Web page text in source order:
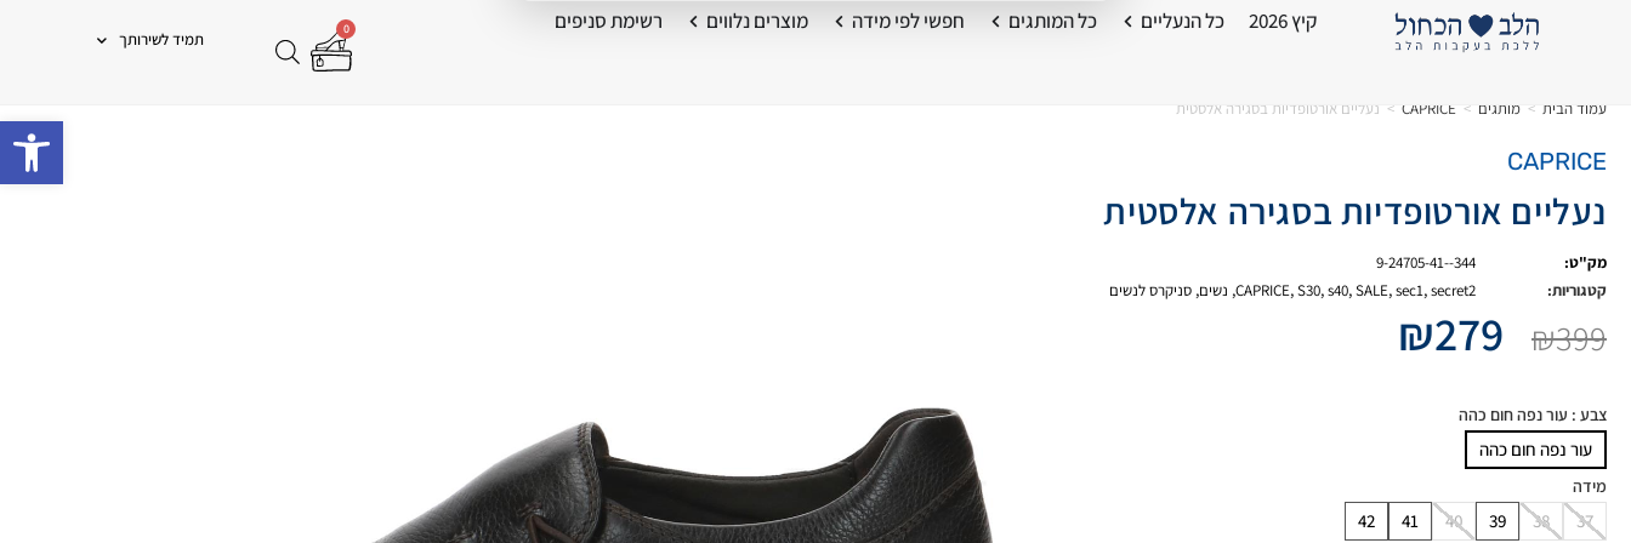
קיץ 2026 כל הנעליים כל המותגים חפשי לפי מידה מוצרים נלווים רשימת סניפים 0
תמיד לשירותך
עמוד הבית > מותגים >
CAPRICE
> נעליים אורטופדיות בסגירה אלסטית
CAPRICE
נעליים אורטופדיות בסגירה אלסטית
מק"ט:
9-24705-41--344
קטגוריות:
CAPRICE,S30,s40,SALE,sec1,secret2
, נשים, סניקרס לנשים
₪399
₪279
צבע : עור נפה חום כהה
עור נפה חום כהה
מידה
37
38
39
40
41
42